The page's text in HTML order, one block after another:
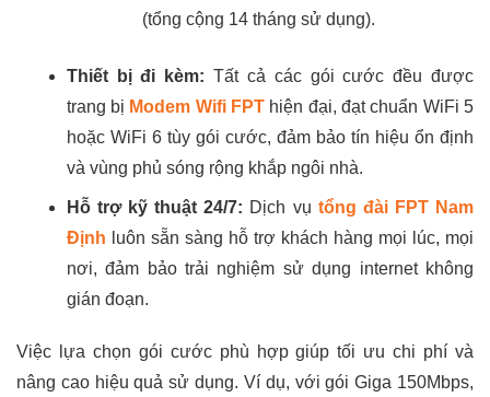
(tổng cộng 14 tháng sử dụng).
Thiết bị đi kèm: Tất cả các gói cước đều được
trang bị Modem Wifi FPT hiện đại, đạt chuẩn WiFi 5
hoặc WiFi 6 tùy gói cước, đảm bảo tín hiệu ổn định
và vùng phủ sóng rộng khắp ngôi nhà.
Hỗ trợ kỹ thuật 24/7: Dịch vụ tổng đài FPT Nam
Định luôn sẵn sàng hỗ trợ khách hàng mọi lúc, mọi
nơi, đảm bảo trải nghiệm sử dụng internet không
gián đoạn.
Việc lựa chọn gói cước phù hợp giúp tối ưu chi phí và
nâng cao hiệu quả sử dụng. Ví dụ, với gói Giga 150Mbps,